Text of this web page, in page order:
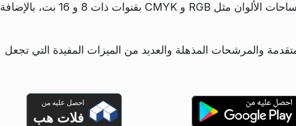
واللوحات غير اللامعة. يدعم كريتا العديد من مساحات الألوان مثل RGB و CMYK بقنوات ذات 8 و 16 بت، بالإضافة
والمرشحات المذهلة والعديد من الميزات المفيدة التي تجعل
احصل عليه من
فلات هب